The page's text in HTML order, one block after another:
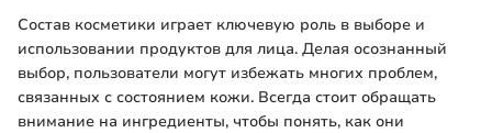
Состав косметики играет ключевую роль в выборе и
использовании продуктов для лица. Делая осознанный
выбор, пользователи могут избежать многих проблем,
связанных с состоянием кожи. Всегда стоит обращать
внимание на ингредиенты, чтобы понять, как они